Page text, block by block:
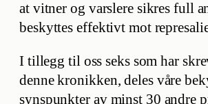
at vitner og varslere sikres full
beskyttes effektivt mot
I tillegg til oss seks som har
denne kronikken, deles våre
synspunkter av minst 30 andre